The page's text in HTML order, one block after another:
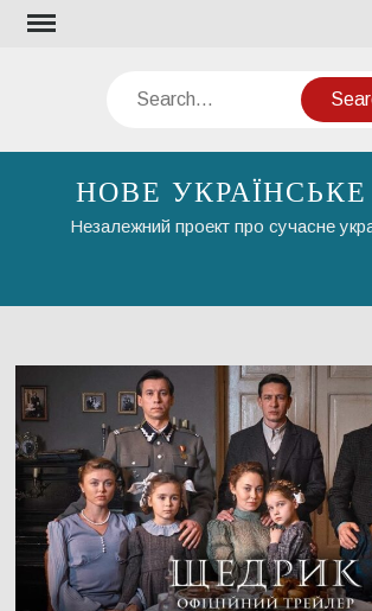
Skip
Search
НОВЕ
Незалежний проект про сучасне